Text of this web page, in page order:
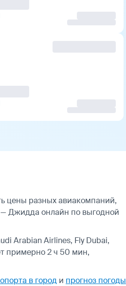
цены разных авиакомпаний,
Джидда онлайн по выгодной
Arabian Airlines, Fly Dubai,
примерно 2 ч 50 мин,
в город и прогноз погоды